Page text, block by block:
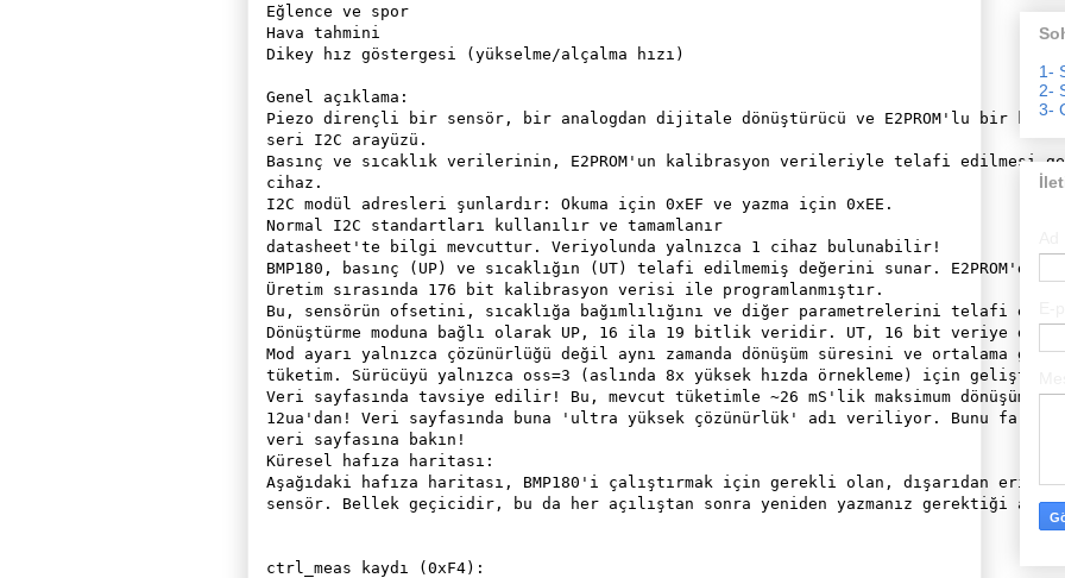
Eğlence ve spor
Hava tahmini
Dikey hız göstergesi (yükselme/alçalma hızı)
Genel açıklama:
Piezo dirençli bir sensör, bir analogdan dijitale dönüştürücü ve E2PROM'lu bir
seri I2C arayüzü.
Basınç ve sıcaklık verilerinin, E2PROM'un kalibrasyon verileriyle telafi edilmesi
cihaz.
I2C modül adresleri şunlardır: Okuma için 0xEF ve yazma için 0xEE.
Normal I2C standartları kullanılır ve tamamlanır
datasheet'te bilgi mevcuttur. Veriyolunda yalnızca 1 cihaz bulunabilir!
BMP180, basınç (UP) ve sıcaklığın (UT) telafi edilmemiş değerini sunar. E2PROM'dur
Üretim sırasında 176 bit kalibrasyon verisi ile programlanmıştır.
Bu, sensörün ofsetini, sıcaklığa bağımlılığını ve diğer parametrelerini telafi
Dönüştürme moduna bağlı olarak UP, 16 ila 19 bitlik veridir. UT, 16 bit veriye
Mod ayarı yalnızca çözünürlüğü değil aynı zamanda dönüşüm süresini ve ortalama
tüketim. Sürücüyü yalnızca oss=3 (aslında 8x yüksek hızda örnekleme) için
Veri sayfasında tavsiye edilir! Bu, mevcut tüketimle ~26 mS'lik maksimum dönüşüm
12ua'dan! Veri sayfasında buna 'ultra yüksek çözünürlük' adı veriliyor. Bunu
veri sayfasına bakın!
Küresel hafıza haritası:
Aşağıdaki hafıza haritası, BMP180'i çalıştırmak için gerekli olan, dışarıdan
sensör. Bellek geçicidir, bu da her açılıştan sonra yeniden yazmanız gerektiği
ctrl_meas kaydı (0xF4):
1-
2-
3-